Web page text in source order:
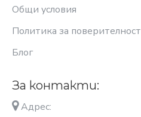
Общи условия
Политика за поверителност
Блог
За контакти:
Адрес: